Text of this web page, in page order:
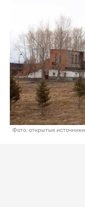
Фото: открытые источники